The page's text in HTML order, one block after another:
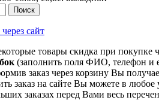
сайт
товары скидка при покупке
(заполнить поля ФИО, телефон и
заказ через корзину Вы
заказ на сайте Вы можете в любое
заказах перед Вами весь